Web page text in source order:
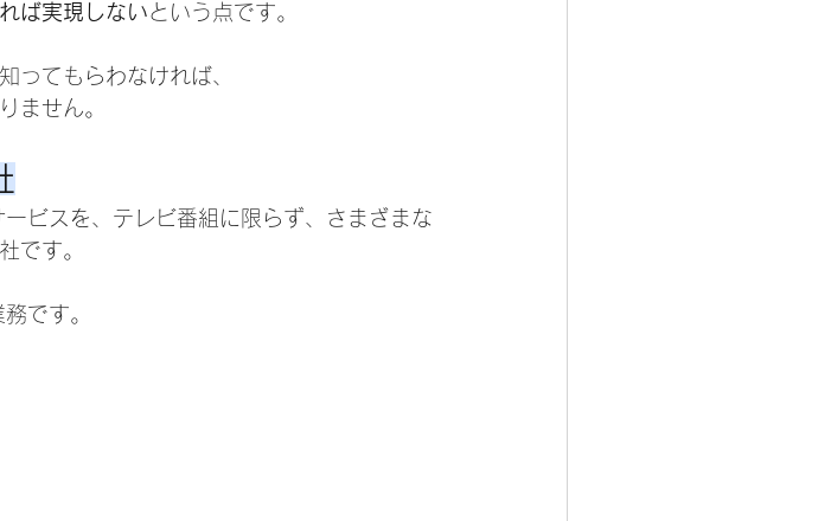
ば実現しないという点です。
ってもらわなければ、
ません。
ビスを、テレビ番組に限らず、さまざまな
です。
です。